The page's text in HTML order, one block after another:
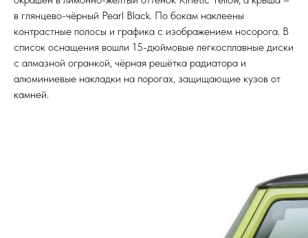
в глянцево-чёрный Pearl Black. По бокам наклеены
контрастные полосы и графика с изображением носорога. В
список оснащения вошли 15-дюймовые легкосплавные диски
с алмазной огранкой, чёрная решётка радиатора и
алюминиевые накладки на порогах, защищающие кузов от
камней.